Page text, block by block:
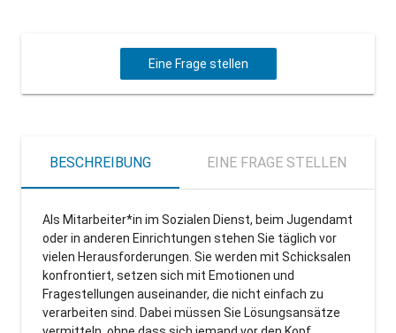
Eine Frage stellen
BESCHREIBUNG EINE FRAGE STELLEN
Als Mitarbeiter*in im Sozialen Dienst, beim Jugendamt
oder in anderen Einrichtungen stehen Sie täglich vor
vielen Herausforderungen. Sie werden mit Schicksalen
konfrontiert, setzen sich mit Emotionen und
Fragestellungen auseinander, die nicht einfach zu
verarbeiten sind. Dabei müssen Sie Lösungsansätze